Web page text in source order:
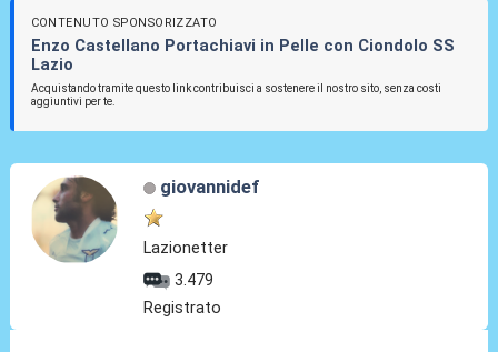
CONTENUTO SPONSORIZZATO
Enzo Castellano Portachiavi in Pelle con Ciondolo SS
Lazio
Acquistando tramite questo link contribuisci a sostenere il nostro sito, senza costi
aggiuntivi per te.
giovannidef
Lazionetter
3.479
Registrato